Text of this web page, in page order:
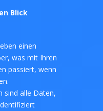
Blick
einen
was mit Ihren
passiert, wenn
sind alle Daten,